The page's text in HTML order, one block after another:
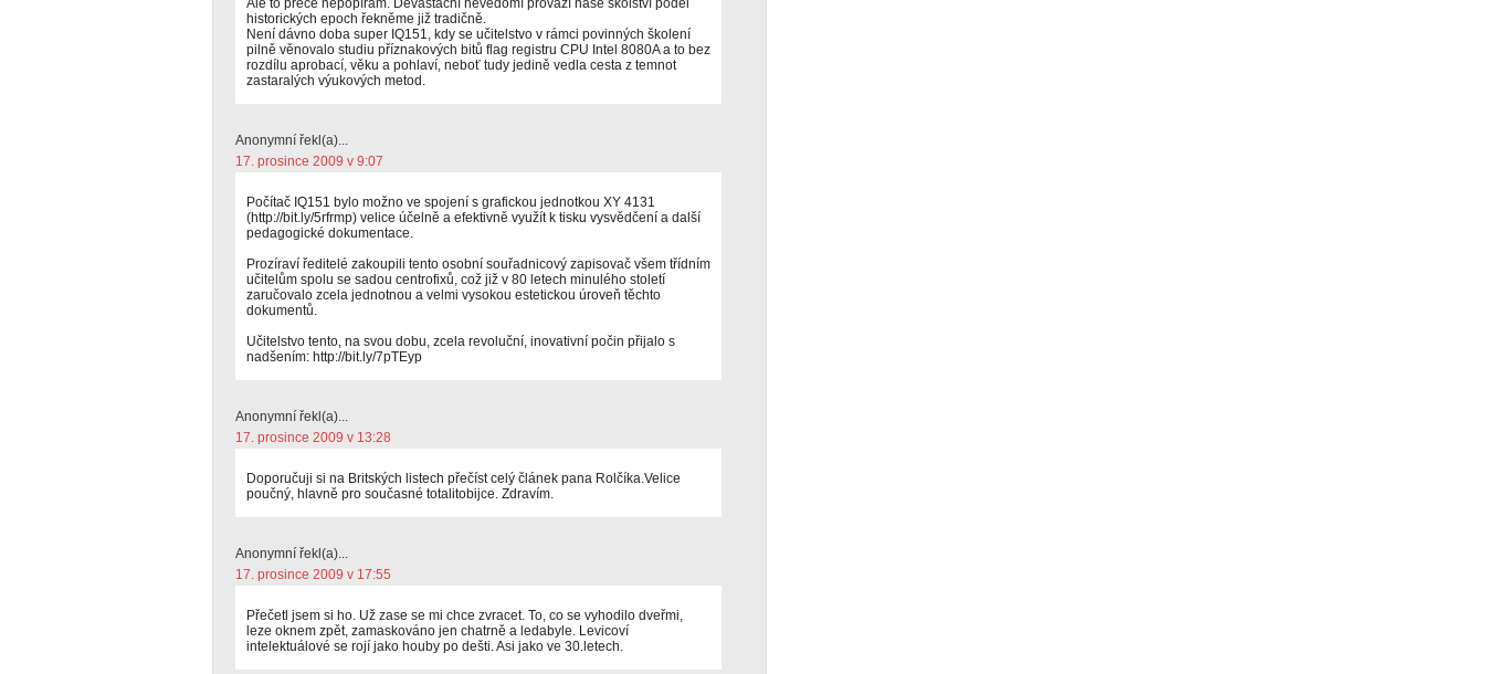
Ale to přece nepopírám. Devastační nevědomí provází naše školství podél
historických epoch řekněme již tradičně.
Není dávno doba super IQ151, kdy se učitelstvo v rámci povinných školení
pilně věnovalo studiu příznakových bitů flag registru CPU Intel 8080A a to bez
rozdílu aprobací, věku a pohlaví, neboť tudy jedině vedla cesta z temnot
zastaralých výukových metod.
Anonymní řekl(a)...
17. prosince 2009 v 9:07
Počítač IQ151 bylo možno ve spojení s grafickou jednotkou XY 4131
(http://bit.ly/5rfrmp) velice účelně a efektivně využít k tisku vysvědčení a další
pedagogické dokumentace.
Prozíraví ředitelé zakoupili tento osobní souřadnicový zapisovač všem třídním
učitelům spolu se sadou centrofixů, což již v 80 letech minulého století
zaručovalo zcela jednotnou a velmi vysokou estetickou úroveň těchto
dokumentů.
Učitelstvo tento, na svou dobu, zcela revoluční, inovativní počin přijalo s
nadšením: http://bit.ly/7pTEyp
Anonymní řekl(a)...
17. prosince 2009 v 13:28
Doporučuji si na Britských listech přečíst celý článek pana Rolčíka.Velice
poučný, hlavně pro současné totalitobijce. Zdravím.
Anonymní řekl(a)...
17. prosince 2009 v 17:55
Přečetl jsem si ho. Už zase se mi chce zvracet. To, co se vyhodilo dveřmi,
leze oknem zpět, zamaskováno jen chatrně a ledabyle. Levicoví
intelektuálové se rojí jako houby po dešti. Asi jako ve 30.letech.